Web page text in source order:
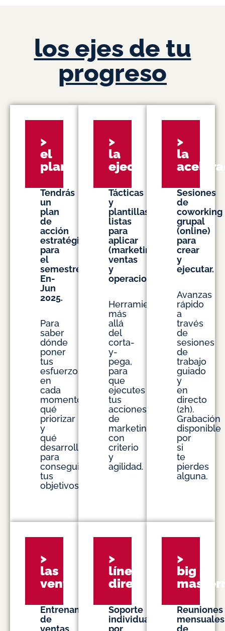
los ejes de tu
progreso
>
el
plan
Tendrás
un
plan
de
acción
estratégico
para
el
semestre
En-
Jun
2025.
Para
saber
dónde
poner
tus
esfuerzos
en
cada
momento,
qué
priorizar
y
qué
desarrollar
para
conseguir
tus
objetivos.
>
la
ejecución
Tácticas
y
plantillas
listas
para
aplicar
(marketing,
ventas
y
operaciones),
Herramientas
más
allá
del
corta-
y-
pega,
para
que
ejecutes
tus
acciones
de
marketing
con
criterio
y
agilidad.
>
la
Sesiones
de
coworking
grupal
(online)
para
crear
y
ejecutar.
Avanzas
rápido
a
través
de
sesiones
de
trabajo
guiado
y
en
directo
(2h).
Grabación
disponible
por
si
te
pierdes
alguna.
>
las
ventas
Entrenamientos
de
ventas
>
línea
directa
Soporte
individual
por
>
big
Reuniones
mensuales
de